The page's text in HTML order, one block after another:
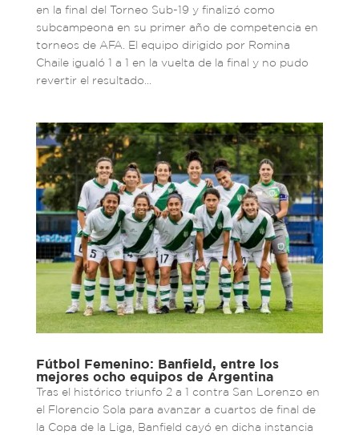
en la final del Torneo Sub-19 y finalizó como
subcampeona en su primer año de competencia en
torneos de AFA. El equipo dirigido por Romina
Chaile igualó 1 a 1 en la vuelta de la final y no pudo
revertir el resultado...
Fútbol Femenino: Banfield, entre los
mejores ocho equipos de Argentina
Tras el histórico triunfo 2 a 1 contra San Lorenzo en
el Florencio Sola para avanzar a cuartos de final de
la Copa de la Liga, Banfield cayó en dicha instancia